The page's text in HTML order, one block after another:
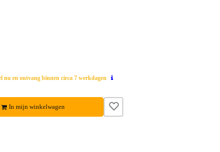
nu en ontvang binnen circa 7 werkdagen
In mijn winkelwagen